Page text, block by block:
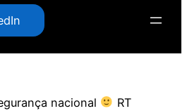
nacional
RT